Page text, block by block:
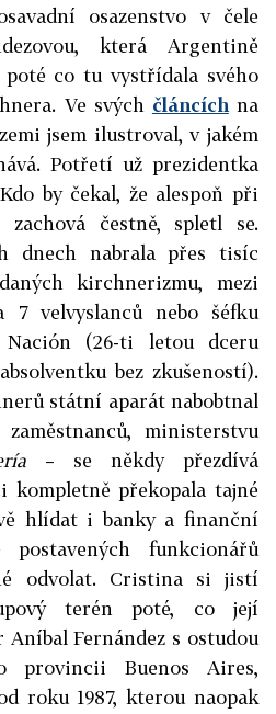
osazenstvo v čele
která Argentině
co tu vystřídala svého
Ve svých článcích na
jsem ilustroval, v jakém
Potřetí už prezidentka
by čekal, že alespoň při
čestně, spletl se.
dnech nabrala přes tisíc
kirchnerizmu, mezi
7 velvyslanců nebo šéfku
(26-ti letou dceru
bez zkušeností).
státní aparát nabobtnal
ministerstvu
– se někdy přezdívá
kompletně překopala tajné
hlídat i banky a finanční
postavených funkcionářů
odvolat. Cristina si jistí
terén poté, co její
Fernández s ostudou
provincii Buenos Aires,
roku 1987, kterou naopak